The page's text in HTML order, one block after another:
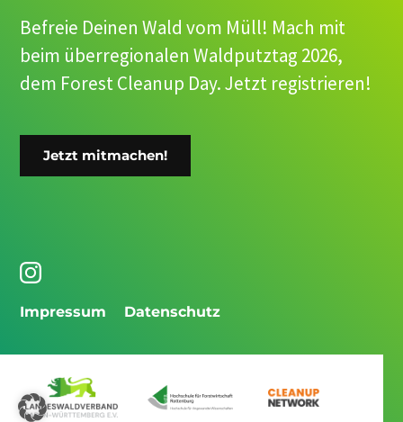
Befreie Deinen Wald vom Müll! Mach mit
beim überregionalen Waldputztag 2026,
dem Forest Cleanup Day. Jetzt registrieren!
Jetzt mitmachen!
Impressum Datenschutz